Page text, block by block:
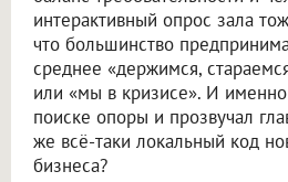
интерактивный опрос зала
что большинство
среднее «держимся,
или «мы в кризисе». И
поиске опоры и прозвучал
же всё-таки локальный код
бизнеса?